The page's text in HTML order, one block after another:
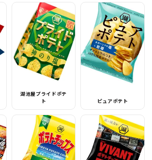
湖池屋プライドポテ
ト
ピュアポテト